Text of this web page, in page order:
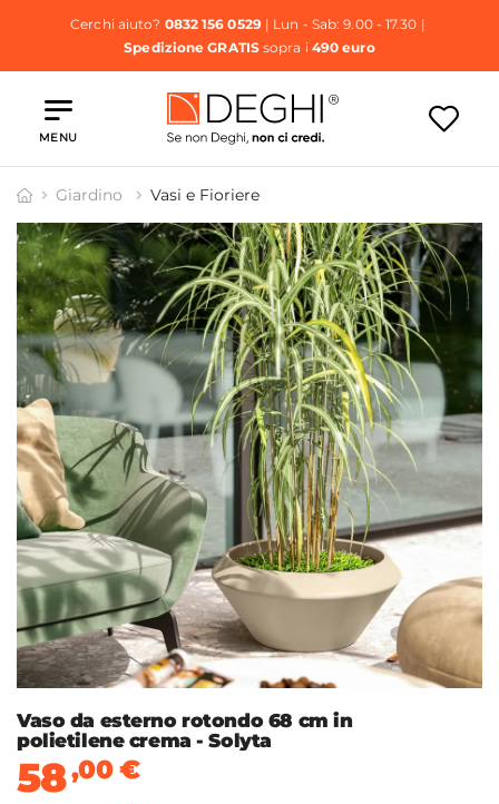
Cerchi aiuto? 0832 156 0529| Lun - Sab: 9.00 - 17.30 |
Spedizione GRATISsopra i 490 euro
MENU
Giardino Vasi e Fioriere
Vaso da esterno rotondo 68 cm in
polietilene crema - Solyta
58,00€